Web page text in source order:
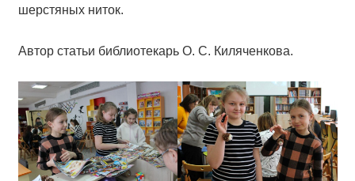
шерстяных ниток.
Автор статьи библиотекарь О. С. Киляченкова.